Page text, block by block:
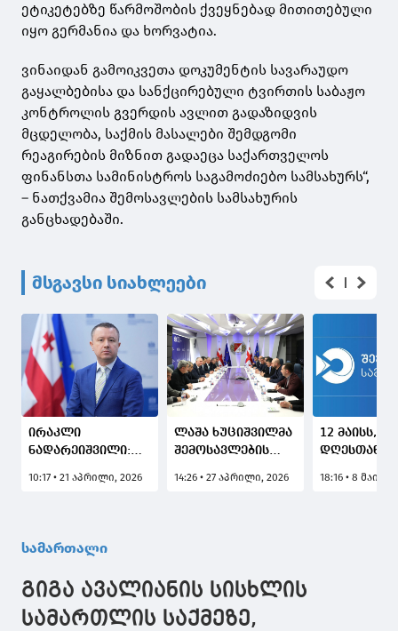
ეტიკეტებზე წარმოშობის ქვეყნებად მითითებული
იყო გერმანია და ხორვატია.
ვინაიდან გამოიკვეთა დოკუმენტის სავარაუდო
გაყალბებისა და სანქცირებული ტვირთის საბაჟო
კონტროლის გვერდის ავლით გადაზიდვის
მცდელობა, საქმის მასალები შემდგომი
რეაგირების მიზნით გადაეცა საქართველოს
ფინანსთა სამინისტროს საგამოძიებო სამსახურს“,
– ნათქვამია შემოსავლების სამსახურის
განცხადებაში.
მსგავსი სიახლეები
ირაკლი
ნადარეიშვილი:
ვიზიტების ზრდის
შემოსავლების
რეკორდული
დაფიქსირდა
10:17 • 21 აპრილი, 2026
ლაშა ხუციშვილმა
შემოსავლების
თანამშრომლებს
14:26 • 27 აპრილი, 2026
12 მაისს,
დღესთან
18:16 • 8 მაისი,
სამართალი
გიგა ავალიანის სისხლის
სამართლის საქმეზე,